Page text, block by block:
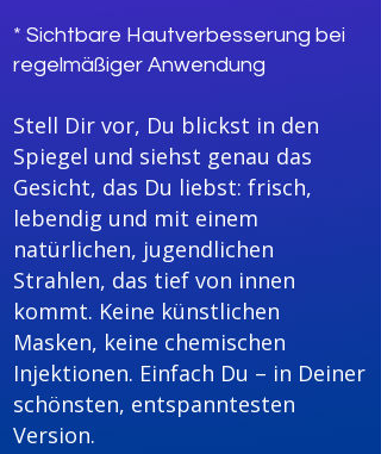
* Sichtbare Hautverbesserung bei
regelmäßiger Anwendung
Stell Dir vor, Du blickst in den
Spiegel und siehst genau das
Gesicht, das Du liebst: frisch,
lebendig und mit einem
natürlichen, jugendlichen
Strahlen, das tief von innen
kommt. Keine künstlichen
Masken, keine chemischen
Injektionen. Einfach Du – in Deiner
schönsten, entspanntesten
Version.